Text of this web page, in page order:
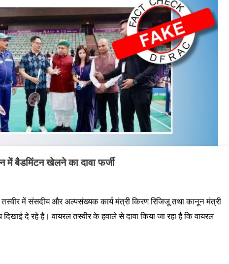
बैडमिंटन खेलने का दावा फर्जी
तस्वीर में संसदीय और अल्पसंख्यक कार्य मंत्री किरण रिजिजू तथा कानून मंत्री
दे रहे है। वायरल तस्वीर के हवाले से दावा किया जा रहा है कि वायरल